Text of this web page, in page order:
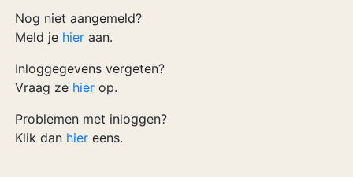
Nog niet aangemeld?
Meld je hier aan.
Inloggegevens vergeten?
Vraag ze hier op.
Problemen met inloggen?
Klik dan hier eens.